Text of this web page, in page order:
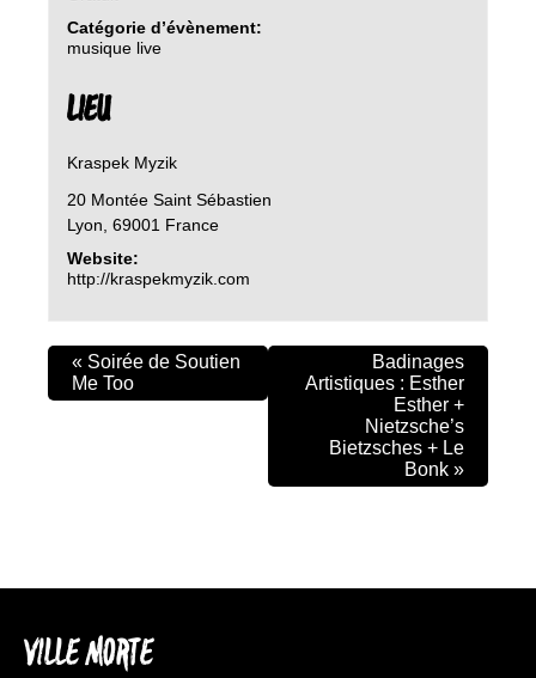
Catégorie d’évènement:
musique live
LIEU
Kraspek Myzik
20 Montée Saint Sébastien
Lyon 69001 France
Website:
http://kraspekmyzik.com
« Soirée de Soutien
Me Too
Badinages
Artistiques : Esther
Esther +
Nietzsche’s
Bietzsches + Le
Bonk »
VILLE MORTE